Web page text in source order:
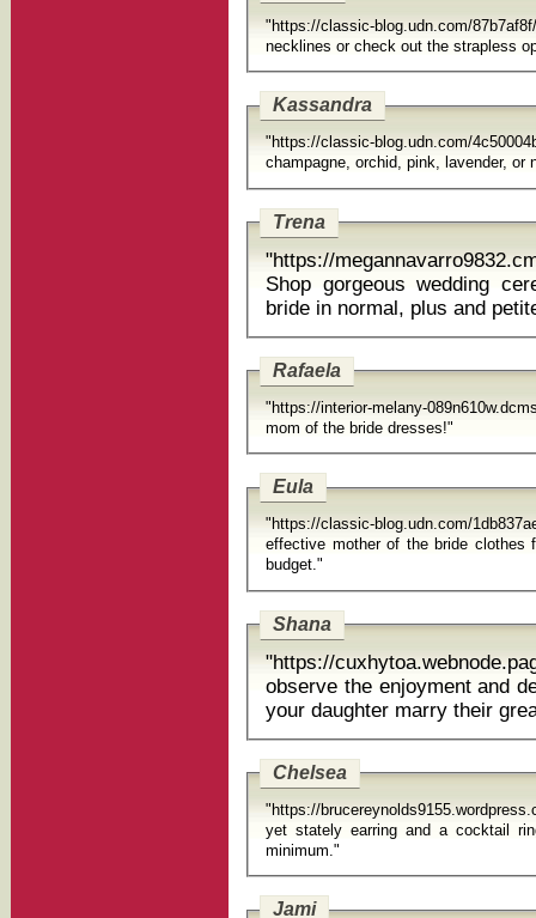
"https://classic-blog.udn.com/
necklines or check out the strapless
Kassandra
"https://classic-blog.udn.com/
champagne, orchid, pink, lavender, or
Trena
"https://
Shop gorgeous wedding
bride in normal, plus and
Rafaela
"https://interior-melany-
mom of the bride dresses!"
Eula
"https://classic-blog.udn.com/
effective mother of the bride clothes
budget."
Shana
"https://
observe the enjoyment and
your daughter marry their
Chelsea
"https://
yet stately earring and a cocktail
minimum."
Jami